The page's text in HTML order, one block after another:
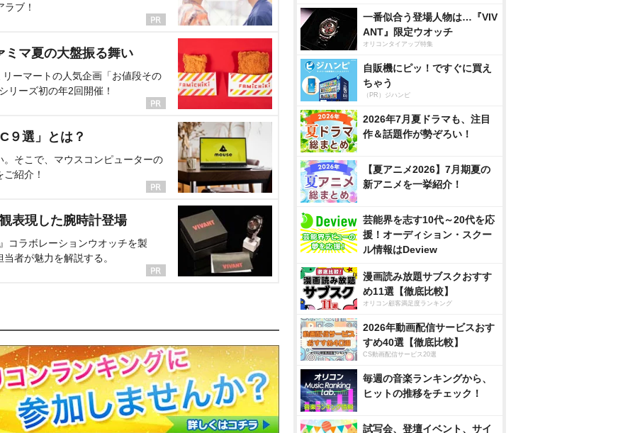
ブ！
ミマ夏の大盤振る舞い
ーマートの人気企画「お値段その
リーズ初の年2回開催！
９選」とは？
そこで、マウスコンピューターの
紹介！
表現した腕時計登場
コラボレーションウオッチを製
者が魅力を解説する。
一番似合う登場人物は…『VIV
ANT』限定ウオッチ
オリコンタイアップ特集
自販機にピッ！ですぐに買え
ちゃう
（PR）ジハンピ
2026年7月夏ドラマも、注目
作＆話題作が勢ぞろい！
【夏アニメ2026】7月期夏の
新アニメを一挙紹介！
芸能界を志す10代～20代を応
援！オーディション・スクー
ル情報はDeview
漫画読み放題サブスクおすす
め11選【徹底比較】
オリコン顧客満足度ランキング
2026年動画配信サービスおす
すめ40選【徹底比較】
CS動画配信サービス20選
毎週の音楽ランキングから、
ヒットの推移をチェック！
試写会、登壇イベント、サイ